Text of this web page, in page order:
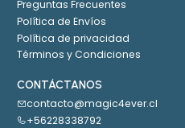
Preguntas Frecuentes
Política de Envíos
Política de privacidad
Términos y Condiciones
CONTÁCTANOS
contacto@magic4ever.cl
+56228338792